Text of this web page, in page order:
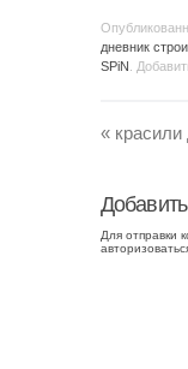
дневник
SPiN .
« красили
Для отправки